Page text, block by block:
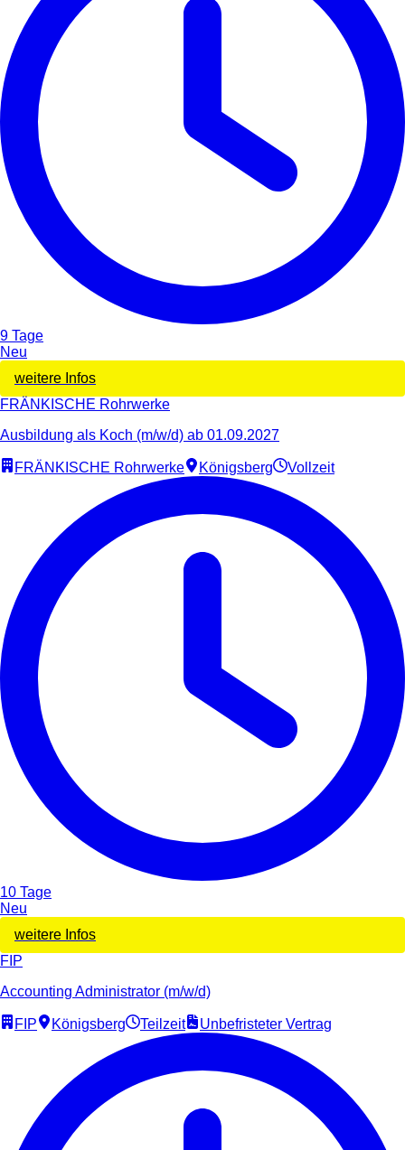
9 Tage
Neu
weitere Infos
FRÄNKISCHE Rohrwerke
Ausbildung als Koch (m/w/d) ab 01.09.2027
FRÄNKISCHE Rohrwerke Königsberg Vollzeit
10 Tage
Neu
weitere Infos
FIP
Accounting Administrator (m/w/d)
FIP Königsberg Teilzeit Unbefristeter Vertrag